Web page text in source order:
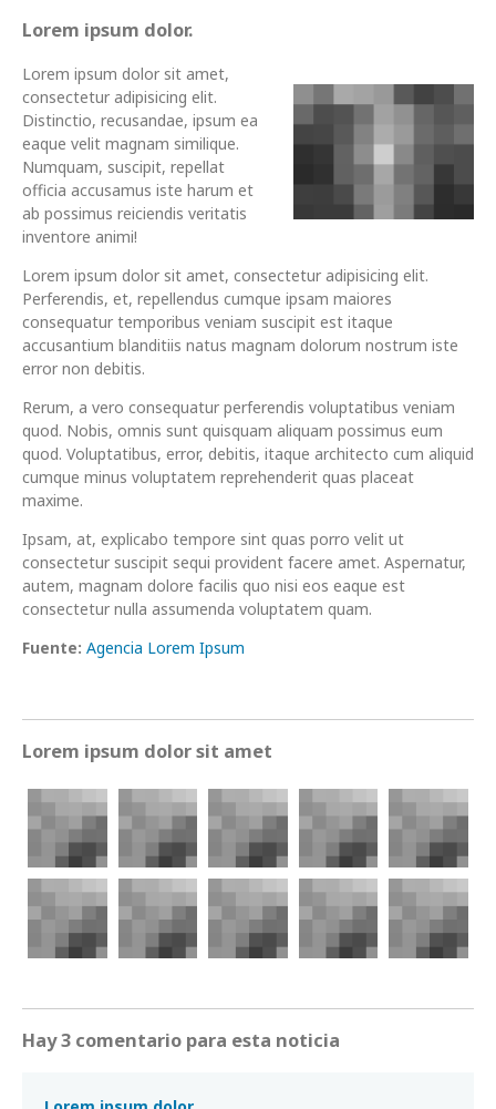
Lorem ipsum dolor.
Lorem ipsum dolor sit amet,
consectetur adipisicing elit.
Distinctio, recusandae, ipsum ea
eaque velit magnam similique.
Numquam, suscipit, repellat
officia accusamus iste harum et
ab possimus reiciendis veritatis
inventore animi!
Lorem ipsum dolor sit amet, consectetur adipisicing elit.
Perferendis, et, repellendus cumque ipsam maiores
consequatur temporibus veniam suscipit est itaque
accusantium blanditiis natus magnam dolorum nostrum iste
error non debitis.
Rerum, a vero consequatur perferendis voluptatibus veniam
quod. Nobis, omnis sunt quisquam aliquam possimus eum
quod. Voluptatibus, error, debitis, itaque architecto cum aliquid
cumque minus voluptatem reprehenderit quas placeat
maxime.
Ipsam, at, explicabo tempore sint quas porro velit ut
consectetur suscipit sequi provident facere amet. Aspernatur,
autem, magnam dolore facilis quo nisi eos eaque est
consectetur nulla assumenda voluptatem quam.
Fuente: Agencia Lorem Ipsum
Lorem ipsum dolor sit amet
Hay 3 comentario para esta noticia